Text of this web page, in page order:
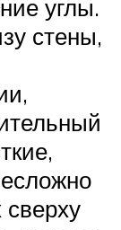
углы.
стены,